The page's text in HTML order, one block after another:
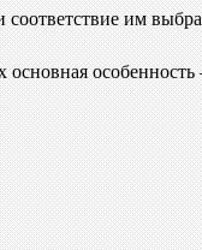
им
основная особенность